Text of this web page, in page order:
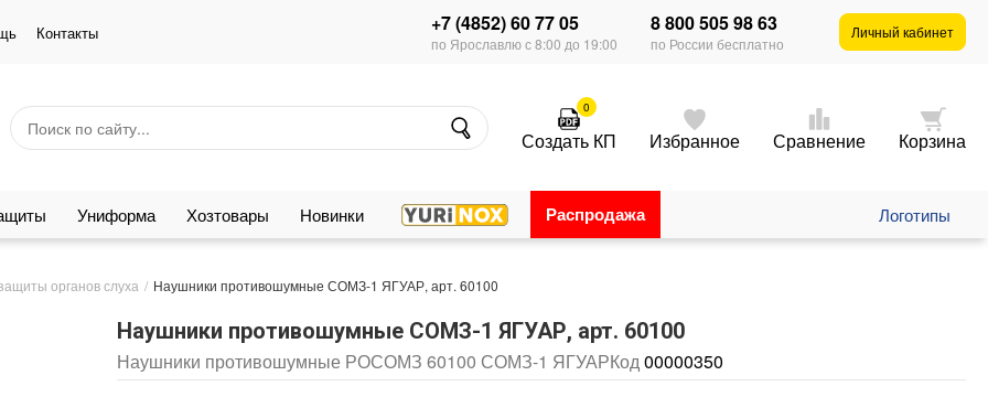
Контакты +7 (4852) 60 77 05
по Ярославлю с 8:00 до 19:00
8 800 505 98 63
по России бесплатно
Личный кабинет
0
Создать КП Избранное Сравнение Корзина
Униформа Хозтовары Новинки Распродажа Логотипы
органов слуха Наушники противошумные СОМЗ-1 ЯГУАР, арт. 60100
Наушники противошумные СОМЗ-1 ЯГУАР, арт. 60100
Наушники противошумные РОСОМЗ 60100 СОМЗ-1 ЯГУАРКод00000350